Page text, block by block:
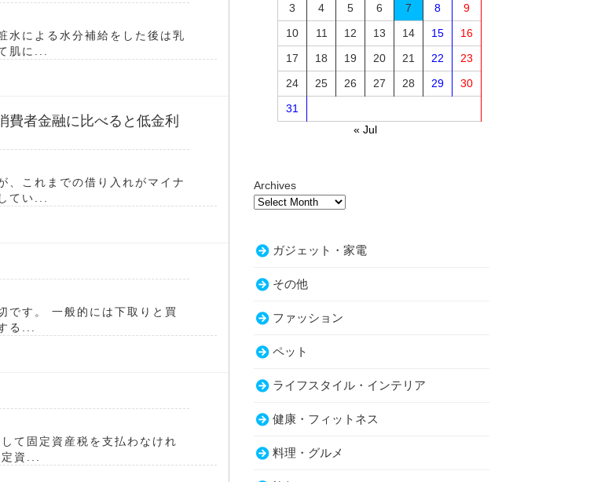
水による水分補給をした後は乳
肌に...
費者金融に比べると低金利
、これまでの借り入れがマイナ
てい...
です。 一般的には下取りと買
る...
て固定資産税を支払わなけれ
資...
3
4 5 6 7 8
9
10
11 12 13 14 15
16
17
18 19 20 21 22
23
24
25 26 27 28 29
30
31
« Jul
Archives
ガジェット・家電
その他
ファッション
ペット
ライフスタイル・インテリア
健康・フィットネス
料理・グルメ